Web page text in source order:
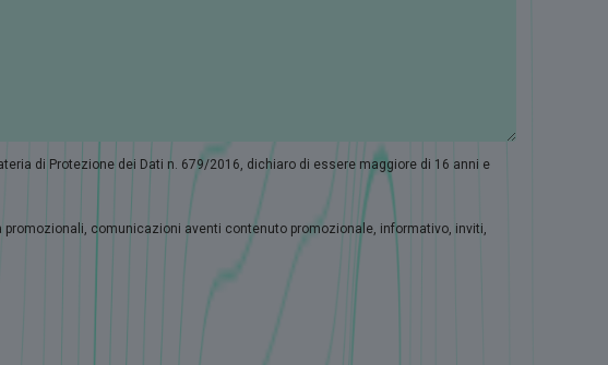
di Protezione dei Dati n. 679/2016, dichiaro di essere maggiore di 16 anni e
comunicazioni aventi contenuto promozionale, informativo, inviti,